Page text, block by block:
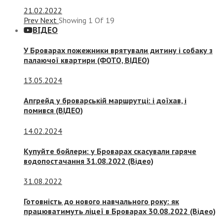
21.02.2022
Prev Next Showing 1 Of 19
ВІДЕО
У Броварах пожежники врятували дитину і собаку з
палаючої квартири (ФОТО, ВІДЕО)
13.05.2024
Апгрейд у броварській маршрутці: і доїхав, і
помився (ВІДЕО)
14.02.2024
Купуйте бойлери: у Броварах скасували гаряче
водопостачання 31.08.2022 (Відео)
31.08.2022
Готовність до нового навчального року: як
працюватимуть ліцеї в Броварах 30.08.2022 (Відео)